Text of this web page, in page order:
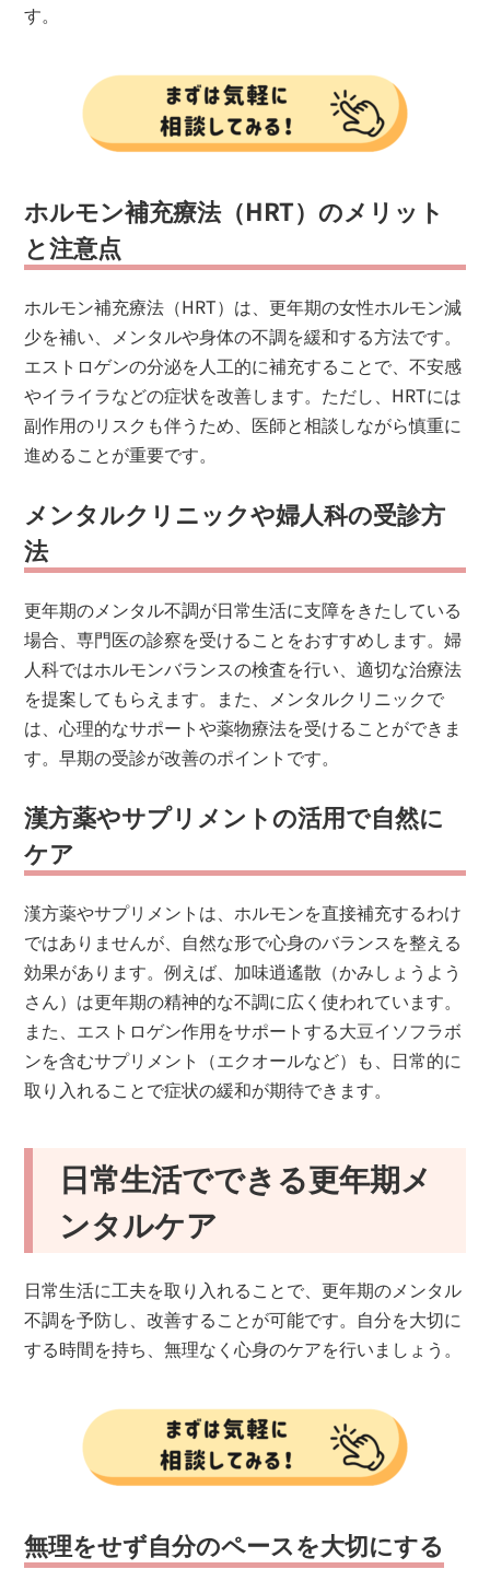
す。
ホルモン補充療法（HRT）のメリット
と注意点
ホルモン補充療法（HRT）は、更年期の女性ホルモン減
少を補い、メンタルや身体の不調を緩和する方法です。
エストロゲンの分泌を人工的に補充することで、不安感
やイライラなどの症状を改善します。ただし、HRTには
副作用のリスクも伴うため、医師と相談しながら慎重に
進めることが重要です。
メンタルクリニックや婦人科の受診方
法
更年期のメンタル不調が日常生活に支障をきたしている
場合、専門医の診察を受けることをおすすめします。婦
人科ではホルモンバランスの検査を行い、適切な治療法
を提案してもらえます。また、メンタルクリニックで
は、心理的なサポートや薬物療法を受けることができま
す。早期の受診が改善のポイントです。
漢方薬やサプリメントの活用で自然に
ケア
漢方薬やサプリメントは、ホルモンを直接補充するわけ
ではありませんが、自然な形で心身のバランスを整える
効果があります。例えば、加味逍遙散（かみしょうよう
さん）は更年期の精神的な不調に広く使われています。
また、エストロゲン作用をサポートする大豆イソフラボ
ンを含むサプリメント（エクオールなど）も、日常的に
取り入れることで症状の緩和が期待できます。
日常生活でできる更年期メ
ンタルケア
日常生活に工夫を取り入れることで、更年期のメンタル
不調を予防し、改善することが可能です。自分を大切に
する時間を持ち、無理なく心身のケアを行いましょう。
無理をせず自分のペースを大切にする